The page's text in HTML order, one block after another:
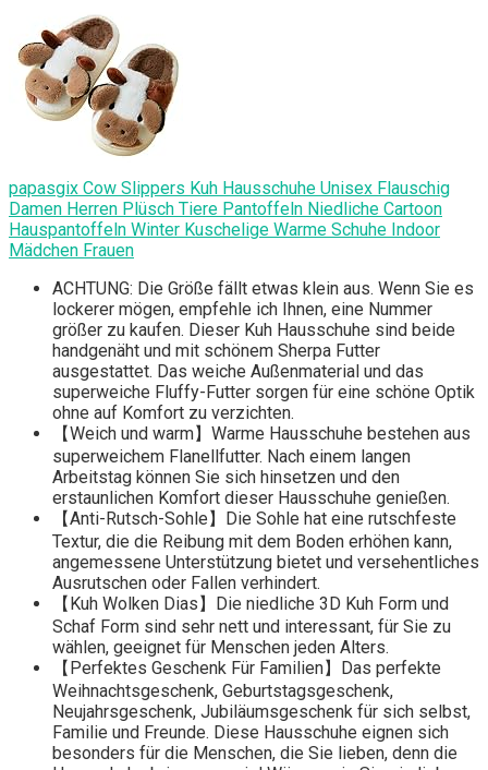
papasgix Cow Slippers Kuh Hausschuhe Unisex Flauschig
Damen Herren Plüsch Tiere Pantoffeln Niedliche Cartoon
Hauspantoffeln Winter Kuschelige Warme Schuhe Indoor
Mädchen Frauen
ACHTUNG: Die Größe fällt etwas klein aus. Wenn Sie es
lockerer mögen, empfehle ich Ihnen, eine Nummer
größer zu kaufen. Dieser Kuh Hausschuhe sind beide
handgenäht und mit schönem Sherpa Futter
ausgestattet. Das weiche Außenmaterial und das
superweiche Fluffy-Futter sorgen für eine schöne Optik
ohne auf Komfort zu verzichten.
【Weich und warm】Warme Hausschuhe bestehen aus
superweichem Flanellfutter. Nach einem langen
Arbeitstag können Sie sich hinsetzen und den
erstaunlichen Komfort dieser Hausschuhe genießen.
【Anti-Rutsch-Sohle】Die Sohle hat eine rutschfeste
Textur, die die Reibung mit dem Boden erhöhen kann,
angemessene Unterstützung bietet und versehentliches
Ausrutschen oder Fallen verhindert.
【Kuh Wolken Dias】Die niedliche 3D Kuh Form und
Schaf Form sind sehr nett und interessant, für Sie zu
wählen, geeignet für Menschen jeden Alters.
【Perfektes Geschenk Für Familien】Das perfekte
Weihnachtsgeschenk, Geburtstagsgeschenk,
Neujahrsgeschenk, Jubiläumsgeschenk für sich selbst,
Familie und Freunde. Diese Hausschuhe eignen sich
besonders für die Menschen, die Sie lieben, denn die